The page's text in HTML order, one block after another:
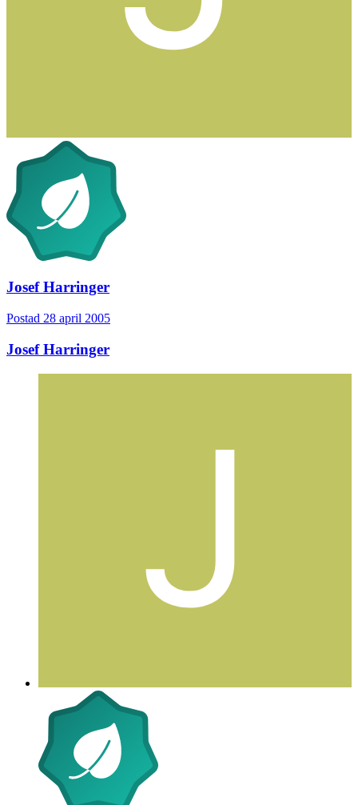
Josef Harringer
Postad 28 april 2005
Josef Harringer